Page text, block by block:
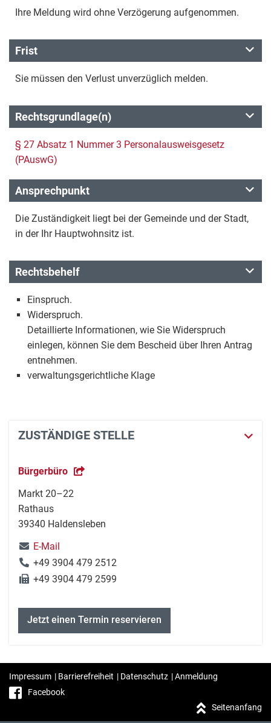
Ihre Meldung wird ohne Verzögerung aufgenommen.
Frist
Sie müssen den Verlust unverzüglich melden.
Rechtsgrundlage(n)
§ 27 Absatz 1 Nummer 3 Personalausweisgesetz
(PAuswG)
Ansprechpunkt
Die Zuständigkeit liegt bei der Gemeinde und der Stadt,
in der Ihr Hauptwohnsitz ist.
Rechtsbehelf
Einspruch.
Widerspruch.
Detaillierte Informationen, wie Sie Widerspruch
einlegen, können Sie dem Bescheid über Ihren Antrag
entnehmen.
verwaltungsgerichtliche Klage
ZUSTÄNDIGE STELLE
Bürgerbüro
Markt 20–22
Rathaus
39340 Haldensleben
E-Mail
+49 3904 479 2512
+49 3904 479 2599
Jetzt einen Termin reservieren
Impressum | Barrierefreiheit | Datenschutz |Anmeldung
Facebook
Seitenanfang